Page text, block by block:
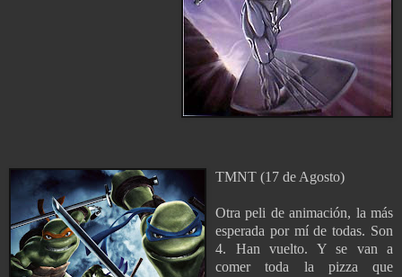
TMNT (17 de Agosto)
Otra peli de animación, la más
esperada por mí de todas. Son
4. Han vuelto. Y se van a
comer toda la pizza que